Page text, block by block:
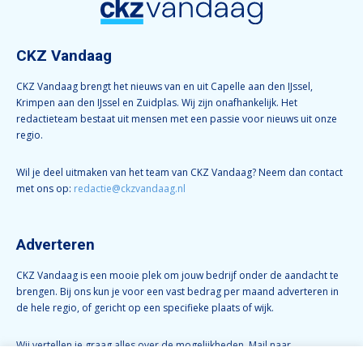
CKZ Vandaag
CKZ Vandaag brengt het nieuws van en uit Capelle aan den IJssel,
Krimpen aan den IJssel en Zuidplas. Wij zijn onafhankelijk. Het
redactieteam bestaat uit mensen met een passie voor nieuws uit onze
regio.
Wil je deel uitmaken van het team van CKZ Vandaag? Neem dan contact
met ons op: redactie@ckzvandaag.nl
Adverteren
CKZ Vandaag is een mooie plek om jouw bedrijf onder de aandacht te
brengen. Bij ons kun je voor een vast bedrag per maand adverteren in
de hele regio, of gericht op een specifieke plaats of wijk.
Wij vertellen je graag alles over de mogelijkheden. Mail naar